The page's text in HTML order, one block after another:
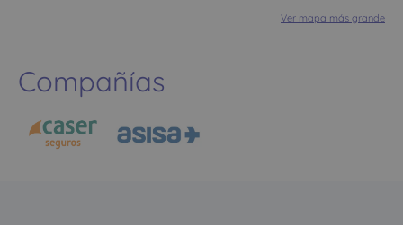
Ver mapa más grande
Compañías